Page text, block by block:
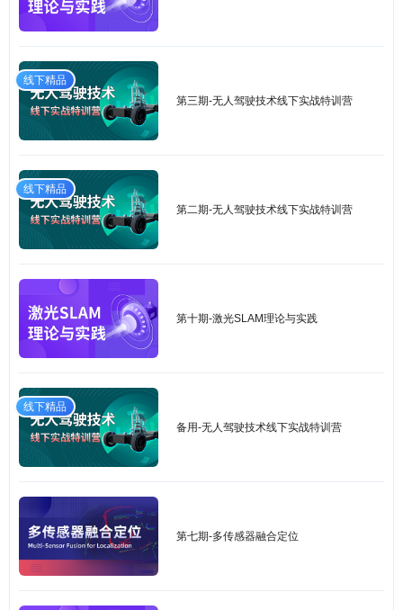
线下精品
第三期-无人驾驶技术线下实战特训营
线下精品
第二期-无人驾驶技术线下实战特训营
第十期-激光SLAM理论与实践
线下精品
备用-无人驾驶技术线下实战特训营
第七期-多传感器融合定位